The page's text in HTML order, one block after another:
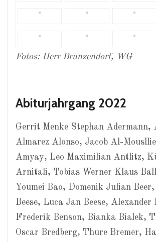
Fotos: Herr Brunzendorf, WG
Abiturjahrgang 2022
Gerrit Menke Stephan Adermann,
Almarez Alonso, Jacob Al-
Amyay, Leo Maximilian Antlitz,
Arnitali, Tobias Werner Klaus
Youmei Bao, Domenik Julian
Beese, Luca Jan Beese, Alexander
Frederik Benson, Bianka Bialek,
Oscar Bredberg, Thure Bremer,